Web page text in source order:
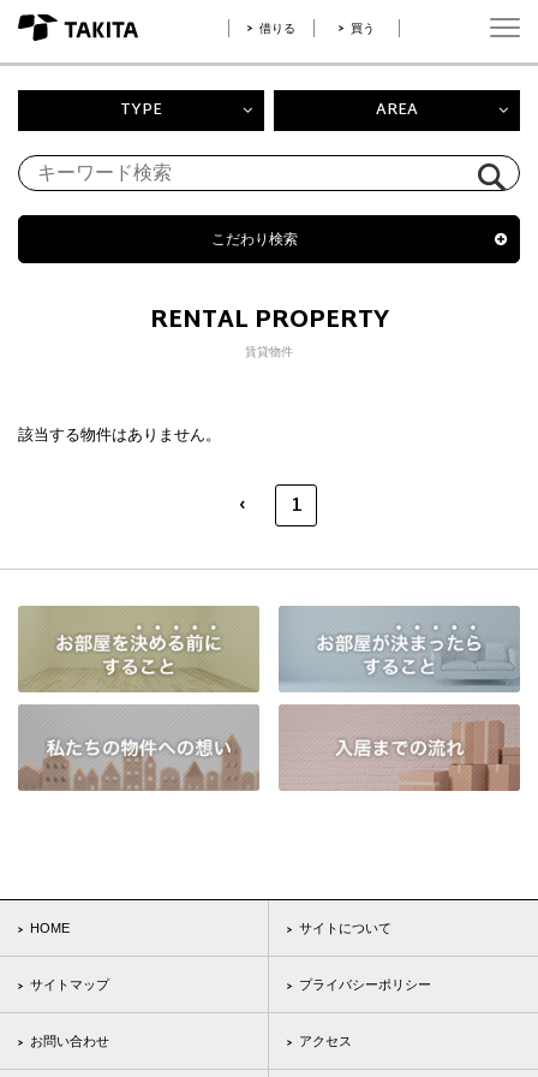
借りる 買う
TYPE AREA
こだわり検索
RENTAL PROPERTY
賃貸物件
該当する物件はありません。
‹ 1
HOME サイトについて
サイトマップ プライバシーポリシー
お問い合わせ アクセス